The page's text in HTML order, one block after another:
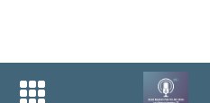
โครงการประชุม